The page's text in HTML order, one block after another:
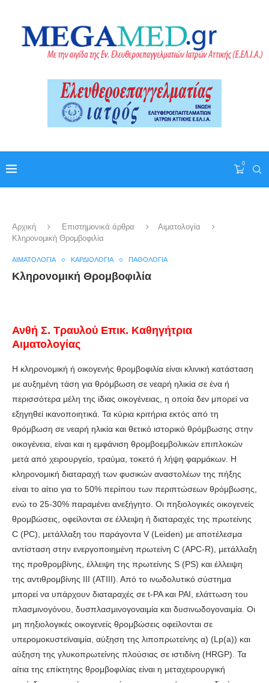
0
Αρχική Επιστημονικά άρθρα
Αιματολογία
Κληρονομική Θρομβοφιλία
ΑΙΜΑΤΟΛΟΓΊΑ ΚΑΡΔΙΟΛΟΓΊΑ ΠΑΘΟΛΟΓΊΑ
Κληρονομική Θρομβοφιλία
Ανθή Σ. Τραυλού Επικ. Καθηγήτρια
Αιματολογίας
Η κληρονομική ή οικογενής θρομβοφιλία είναι κλινική κατάσταση
με αυξημένη τάση για θρόμβωση σε νεαρή ηλικία σε ένα ή
περισσότερα μέλη της ίδιας οικογένειας, η οποία δεν μπορεί να
εξηγηθεί ικανοποιητικά. Τα κύρια κριτήρια εκτός από τη
θρόμβωση σε νεαρή ηλικία και θετικό ιστορικό θρόμβωσης στην
οικογένεια, είναι και η εμφάνιση θρομβοεμβολικών επιπλοκών
μετά από χειρουργείο, τραύμα, τοκετό ή λήψη φαρμάκων. Η
κληρονομική διαταραχή των φυσικών αναστολέων της πήξης
είναι το αίτιο για το 50% περίπου των περιπτώσεων θρόμβωσης,
ενώ το 25-30% παραμένει ανεξήγητο. Οι πηξιολογικές οικογενείς
θρομβώσεις, οφείλονται σε έλλειψη ή διαταραχές της πρωτείνης
C (PC), μετάλλαξη του παράγοντα V (Leiden) με αποτέλεσμα
αντίσταση στην ενεργοποιημένη πρωτείνη C (APC-R), μετάλλαξη
της προθρομβίνης, έλλειψη της πρωτείνης S (PS) και έλλειψη
της αντιθρομβίνης ΙΙΙ (ΑΤΙΙΙ). Από το ινωδολυτικό σύστημα
μπορεί να υπάρχουν διαταραχές σε t-PA και PAI, ελάττωση του
πλασμινογόνου, δυσπλασμινογοναιμία και δυσινωδογοναιμία. Οι
μη πηξιολογικές οικογενείς θρομβώσεις οφείλονται σε
υπερομοκυστεϊναιμία, αύξηση της λιποπρωτείνης α) (Lp(a)) και
αύξηση της γλυκοπρωτείνης πλούσιας σε ιστιδίνη (HRGP). Τα
αίτια της επίκτητης θρομβοφιλίας είναι η μεταχειρουργική